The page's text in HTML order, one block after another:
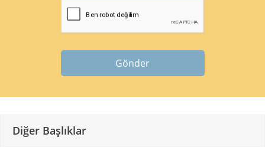
Gönder
Diğer Başlıklar